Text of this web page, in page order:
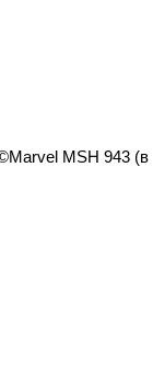
MSH 943 (в